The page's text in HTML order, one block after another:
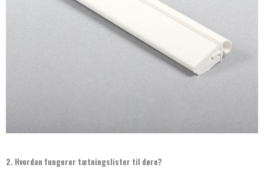
2. Hvordan fungerer tætningslister til døre?